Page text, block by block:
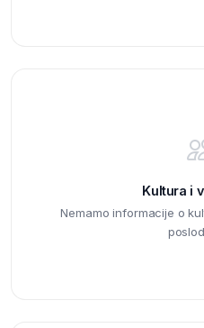
Kultura i
Nemamo informacije o